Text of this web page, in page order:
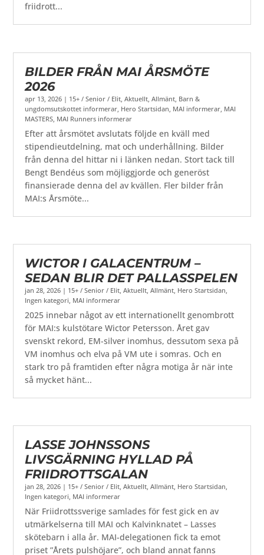
friidrott...
BILDER FRÅN MAI ÅRSMÖTE
2026
apr 13, 2026 | 15+ / Senior / Elit ,Aktuellt ,Allmänt Barn &
ungdomsutskottet informerar Hero Startsidan MAI informerar MAI
MASTERS MAI Runners informerar
Efter att årsmötet avslutats följde en kväll med
stipendieutdelning, mat och underhållning. Bilder
från denna del hittar ni i länken nedan. Stort tack till
Bengt Bendéus som möjliggjorde och generöst
finansierade denna del av kvällen. Fler bilder från
MAI:s Årsmöte...
WICTOR I GALACENTRUM –
SEDAN BLIR DET PALLASSPELEN
jan 28, 2026 | 15+ / Senior / Elit,Aktuellt,Allmänt, Hero Startsidan,
Ingen kategori, MAI informerar
2025 innebar något av ett internationellt genombrott
för MAI:s kulstötare Wictor Petersson. Året gav
svenskt rekord, EM-silver inomhus, dessutom sexa på
VM inomhus och elva på VM ute i somras. Och en
stark tro på framtiden efter några motiga år när inte
så mycket hänt...
LASSE JOHNSSONS
LIVSGÄRNING HYLLAD PÅ
FRIIDROTTSGALAN
jan 28, 2026 | 15+ / Senior / Elit,Aktuellt,Allmänt, Hero Startsidan,
Ingen kategori, MAI informerar
När Friidrottssverige samlades för fest gick en av
utmärkelserna till MAI och Kalvinknatet – Lasses
skötebarn i alla år. MAI-delegationen fick ta emot
priset ”Årets pulshöjare”, och bland annat fanns